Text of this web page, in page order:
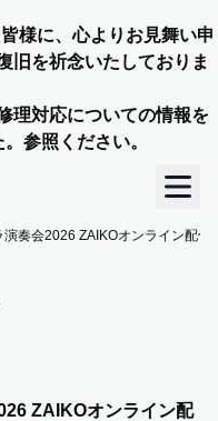
様に、心よりお見舞い申
旧を祈念いたしておりま
理対応についての情報を
参照ください。
奏会2026 ZAIKOオンライン配信
ZAIKOオンライン配